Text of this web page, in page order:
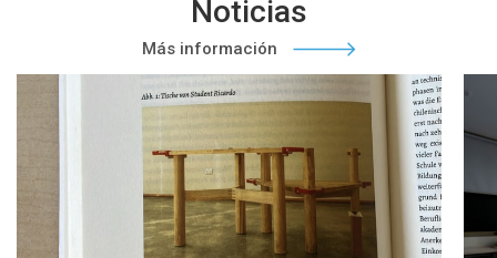
Noticias
Más información